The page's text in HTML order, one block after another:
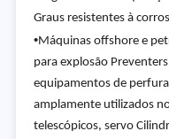
Graus resistentes à
•Máquinas offshore e
para explosão
equipamentos de
amplamente utilizados
telescópicos, servo